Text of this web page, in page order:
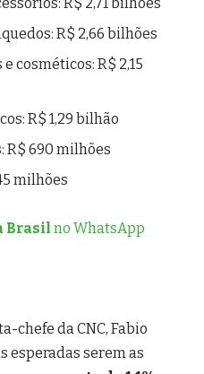
R$ 2,66 bilhões
cosméticos: R$ 2,15
R$ 1,29 bilhão
R$ 690 milhões
milhões
Brasil no WhatsApp
chefe da CNC, Fabio
esperadas serem as